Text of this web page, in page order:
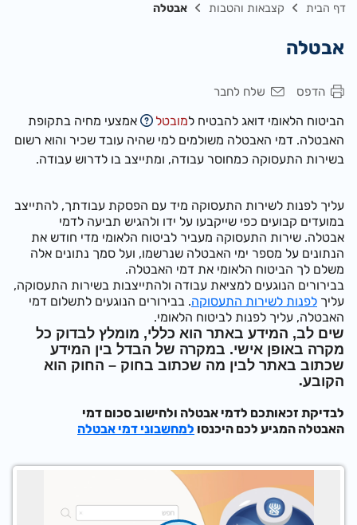
דף הבית קצבאות והטבות אבטלה
אבטלה
הדפס שלח לחבר
הביטוח הלאומי דואג להבטיח למובטל
אמצעי מחיה בתקופת
האבטלה. דמי האבטלה משולמים למי שהיה עובד שכיר והוא רשום
בשירות התעסוקה כמחוסר עבודה, ומתייצב בו לדרוש עבודה.
עליך לפנות לשירות התעסוקה מיד עם הפסקת עבודתך, להתייצב
במועדים קבועים כפי שייקבעו על ידו ולהגיש תביעה לדמי
אבטלה. שירות התעסוקה מעביר לביטוח הלאומי מדי חודש את
הנתונים על מספר ימי האבטלה שנרשמו, ועל סמך נתונים אלה
משלם לך הביטוח הלאומי את דמי האבטלה.
בבירורים הנוגעים למציאת עבודה ולהתייצבות בשירות התעסוקה,
עליךלפנות לשירות התעסוקה. בבירורים הנוגעים לתשלום דמי
האבטלה, עליך לפנות לביטוח הלאומי.
שים לב, המידע באתר הוא כללי, מומלץ לבדוק כל
מקרה באופן אישי. במקרה של הבדל בין המידע
שכתוב באתר לבין מה שכתוב בחוק – החוק הוא
הקובע.
לבדיקת זכאותכם לדמי אבטלה ולחישוב סכום דמי
האבטלה המגיע לכם היכנסולמחשבוני דמי אבטלה